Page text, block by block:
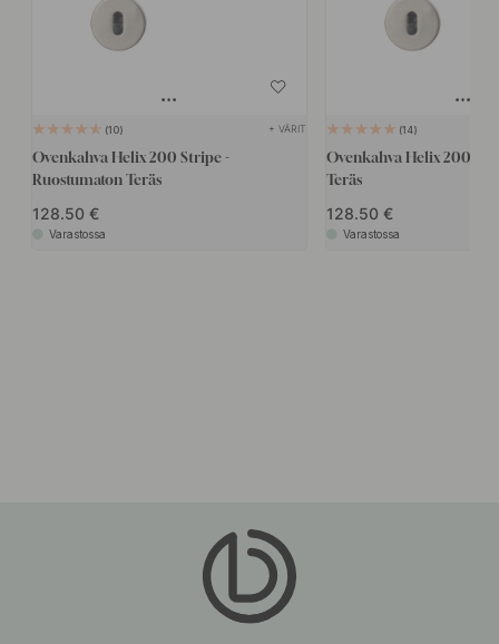
10 + VÄRIT
Ovenkahva Helix 200 Stripe -
Ruostumaton Teräs
128.50
Varastossa
14
Ovenkahva Helix 200 -
Teräs
128.50
Varastossa